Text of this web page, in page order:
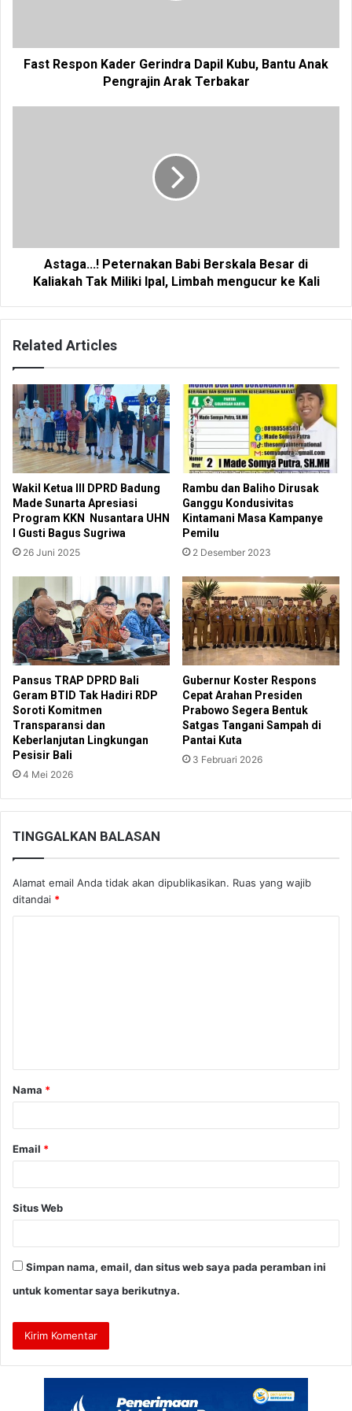
Fast Respon Kader Gerindra Dapil Kubu, Bantu Anak
Pengrajin Arak Terbakar
Astaga...! Peternakan Babi Berskala Besar di
Kaliakah Tak Miliki Ipal, Limbah mengucur ke Kali
Related Articles
Wakil Ketua III DPRD Badung
Made Sunarta Apresiasi
Program KKN Nusantara UHN
I Gusti Bagus Sugriwa
26 Juni 2025
Rambu dan Baliho Dirusak
Ganggu Kondusivitas
Kintamani Masa Kampanye
Pemilu
2 Desember 2023
Pansus TRAP DPRD Bali
Geram BTID Tak Hadiri RDP
Soroti Komitmen
Transparansi dan
Keberlanjutan Lingkungan
Pesisir Bali
4 Mei 2026
Gubernur Koster Respons
Cepat Arahan Presiden
Prabowo Segera Bentuk
Satgas Tangani Sampah di
Pantai Kuta
3 Februari 2026
TINGGALKAN BALASAN
Alamat email Anda tidak akan dipublikasikan. Ruas yang wajib
ditandai *
a
r
Nama *
Email *
Situs Web
Simpan nama, email, dan situs web saya pada peramban ini
untuk komentar saya berikutnya.